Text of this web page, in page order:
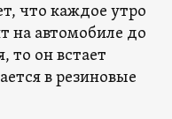
что каждое утро
на автомобиле до
то он встает
в резиновые